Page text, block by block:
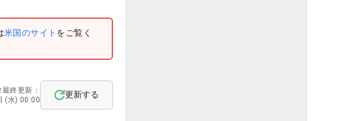
米国のサイト をご覧く
終更新：
(水) 00:00
更新する